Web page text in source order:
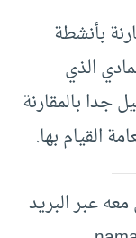
بأنشطة
الذي
بالمقارنة
القيام بها.
عبر البريد